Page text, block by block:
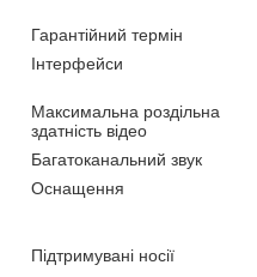
Гарантійний термін
Інтерфейси
Максимальна роздільна
здатність відео
Багатоканальний звук
Оснащення
Підтримувані носії